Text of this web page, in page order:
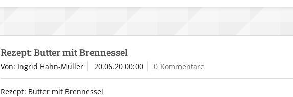
Rezept: Butter mit Brennessel
Von: Ingrid Hahn-Müller 20.06.20 00:00 0 Kommentare
Rezept: Butter mit Brennessel